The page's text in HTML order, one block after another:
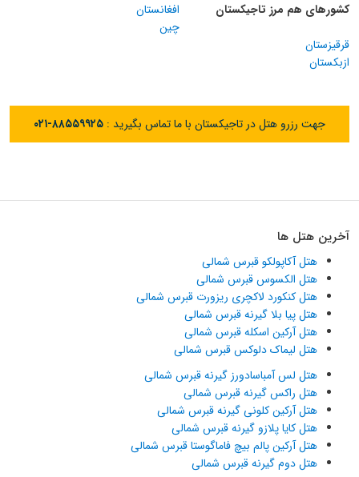
کشورهای هم مرز تاجیکستان
افغانستان
چین
قرقیزستان
ازبکستان
جهت رزرو هتل در تاجیکستان با ما تماس بگیرید : ۰۲۱-۸۸۵۵۹۹۲۵
آخرین هتل ها
هتل آکاپولکو قبرس شمالی
هتل الکسوس قبرس شمالی
هتل کنکورد لاکچری ریزورت قبرس شمالی
هتل پیا بلا گیرنه قبرس شمالی
هتل آرکین اسکله قبرس شمالی
هتل لیماک دلوکس قبرس شمالی
هتل لس آمباسادورز گیرنه قبرس شمالی
هتل راکس گیرنه قبرس شمالی
هتل آرکین کلونی گیرنه قبرس شمالی
هتل کایا پلازو گیرنه قبرس شمالی
هتل آرکین پالم بیچ فاماگوستا قبرس شمالی
هتل دوم گیرنه قبرس شمالی